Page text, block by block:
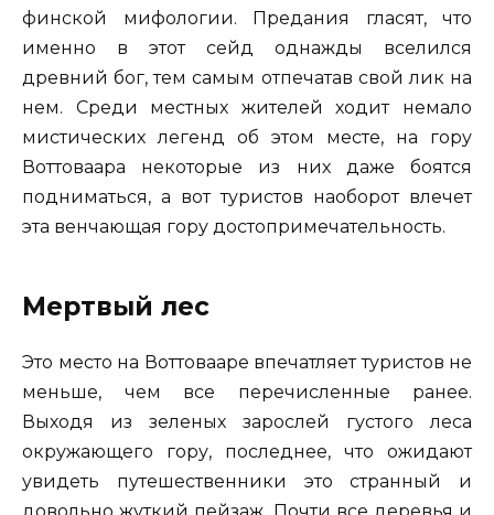
финской мифологии. Предания гласят, что
именно в этот сейд однажды вселился
древний бог, тем самым отпечатав свой лик на
нем. Среди местных жителей ходит немало
мистических легенд об этом месте, на гору
Воттоваара некоторые из них даже боятся
подниматься, а вот туристов наоборот влечет
эта венчающая гору достопримечательность.
Мертвый лес
Это место на Воттовааре впечатляет туристов не
меньше, чем все перечисленные ранее.
Выходя из зеленых зарослей густого леса
окружающего гору, последнее, что ожидают
увидеть путешественники это странный и